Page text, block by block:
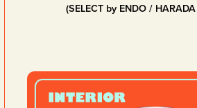
(SELECT by ENDO /